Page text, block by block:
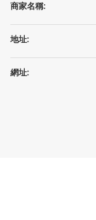
商家名稱:
地址:
網址: